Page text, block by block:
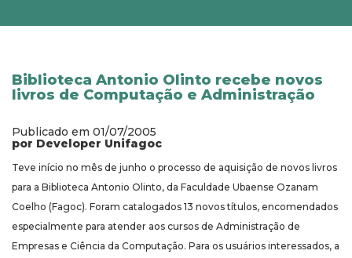
Biblioteca Antonio Olinto recebe novos
livros de Computação e Administração
Publicado em 01/07/2005
por Developer Unifagoc
Teve início no mês de junho o processo de aquisição de novos livros
para a Biblioteca Antonio Olinto, da Faculdade Ubaense Ozanam
Coelho (Fagoc). Foram catalogados 13 novos títulos, encomendados
especialmente para atender aos cursos de Administração de
Empresas e Ciência da Computação. Para os usuários interessados, a